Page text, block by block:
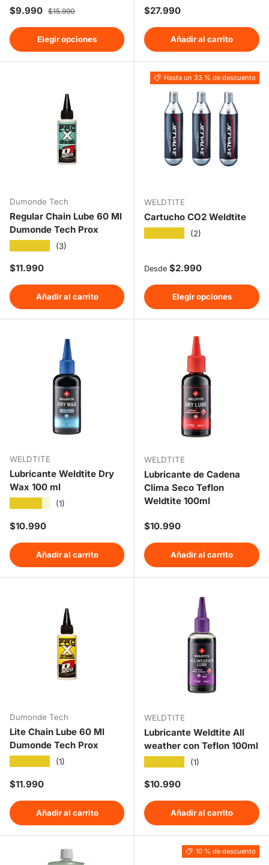
Precio de venta
$9.990 Precio normal
$15.990
Elegir opciones
Precio normal
$27.990
Añadir al carrito
Dumonde Tech
Regular Chain Lube 60 Ml
Dumonde Tech Prox
(3)
Precio normal
$11.990
Añadir al carrito
Hasta un 33 % de descuento
WELDTITE
Cartucho CO2 Weldtite
(2)
Precio normal
Desde $2.990
Elegir opciones
WELDTITE
Lubricante Weldtite Dry
Wax 100 ml
(1)
Precio normal
$10.990
Añadir al carrito
WELDTITE
Lubricante de Cadena
Clima Seco Teflon
Weldtite 100ml
Precio normal
$10.990
Añadir al carrito
Dumonde Tech
Lite Chain Lube 60 Ml
Dumonde Tech Prox
(1)
Precio normal
$11.990
Añadir al carrito
WELDTITE
Lubricante Weldtite All
weather con Teflon 100ml
(1)
Precio normal
$10.990
Añadir al carrito
10 % de descuento